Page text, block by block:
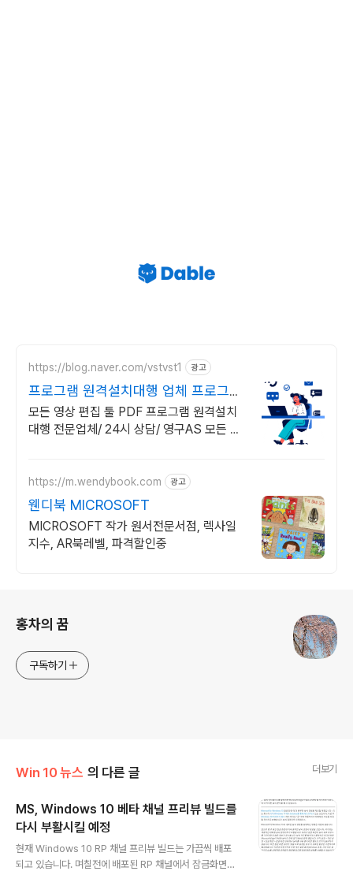
https://blog.naver.com/vstvst1 광고
프로그램 원격설치대행 업체 프로그램
원격설치대행 전문
모든 영상 편집 툴 PDF 프로그램 원격설치
대행 전문업체/ 24시 상담/ 영구AS 모든 영
https://m.wendybook.com 광고
웬디북 MICROSOFT
MICROSOFT 작가 원서전문서점, 렉사일
지수, AR북레벨, 파격할인중
홍차의 꿈
구독하기
Win 10 뉴스 의 다른 글 더보기
MS, Windows 10 베타 채널 프리뷰 빌드를
다시 부활시킬 예정
현재 Windows 10 RP 채널 프리뷰 빌드는 가끔씩 배포
되고 있습니다. 며칠전에 배포된 RP 채널에서 잠금화면에